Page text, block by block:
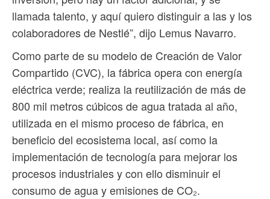
llamada talento, y aquí quiero distinguir a las y los
colaboradores de Nestlé”, dijo Lemus Navarro.
Como parte de su modelo de Creación de Valor
Compartido (CVC), la fábrica opera con energía
eléctrica verde; realiza la reutilización de más de
800 mil metros cúbicos de agua tratada al año,
utilizada en el mismo proceso de fábrica, en
beneficio del ecosistema local, así como la
implementación de tecnología para mejorar los
procesos industriales y con ello disminuir el
consumo de agua y emisiones de CO₂.